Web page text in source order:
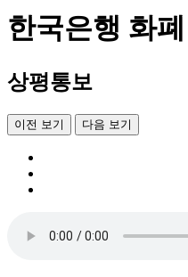
한국은행 화
상평통보
이전 보기 다음 보기